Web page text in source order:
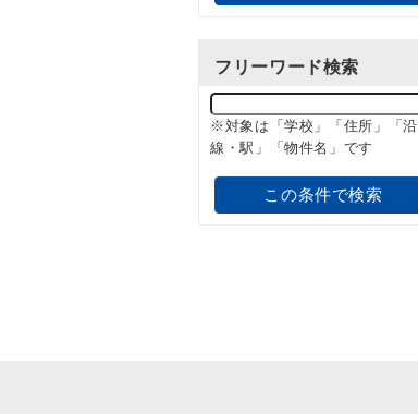
フリーワード検索
※対象は「学校」「住所」「沿
線・駅」「物件名」です
この条件で検索